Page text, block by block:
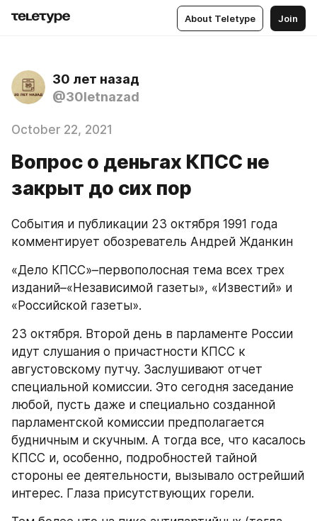
About Teletype Join
30 лет назад
@30letnazad
October 22, 2021
Вопрос о деньгах КПСС не
закрыт до сих пор
События и публикации 23 октября 1991 года
комментирует обозреватель Андрей Жданкин
«Дело КПСС»–первополосная тема всех трех
изданий–«Независимой газеты», «Известий» и
«Российской газеты».
23 октября. Второй день в парламенте России
идут слушания о причастности КПСС к
августовскому путчу. Заслушивают отчет
специальной комиссии. Это сегодня заседание
любой, пусть даже и специально созданной
парламентской комиссии предполагается
будничным и скучным. А тогда все, что касалось
КПСС и, особенно, подробностей тайной
стороны ее деятельности, вызывало острейший
интерес. Глаза присутствующих горели.